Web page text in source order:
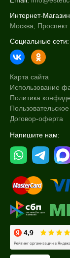
Интернет-
Москва, Проспект
Социальные сети:
Карта сайта
Использование
Политика
Договор-оферта
Напишите нам: